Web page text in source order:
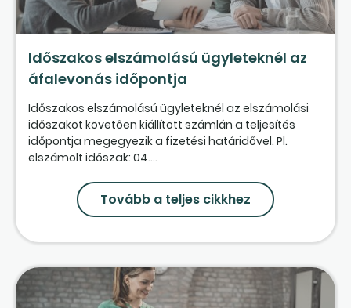
Időszakos elszámolású ügyleteknél az
áfalevonás időpontja
Időszakos elszámolású ügyleteknél az elszámolási
időszakot követően kiállított számlán a teljesítés
időpontja megegyezik a fizetési határidővel. Pl.
elszámolt időszak: 04....
Tovább a teljes cikkhez